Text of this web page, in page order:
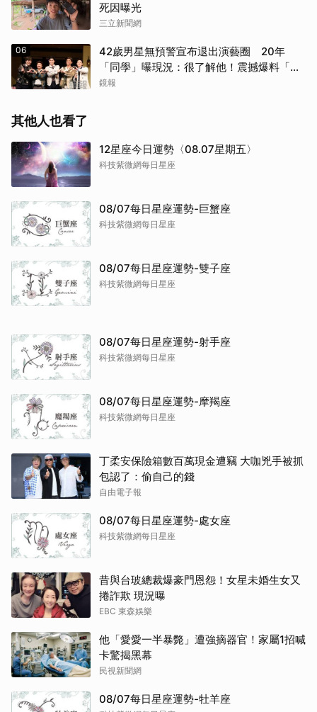
死因曝光
三立新聞網
06
42歲男星無預警宣布退出演藝圈 20年
「同學」曝現況：很了解他！震撼爆料「恐
懼」這件事
鏡報
其他人也看了
12星座今日運勢〈08.07星期五〉
科技紫微網每日星座
08/07每日星座運勢-巨蟹座
科技紫微網每日星座
08/07每日星座運勢-雙子座
科技紫微網每日星座
08/07每日星座運勢-射手座
科技紫微網每日星座
08/07每日星座運勢-摩羯座
科技紫微網每日星座
丁柔安保險箱數百萬現金遭竊 大咖兇手被抓
包認了：偷自己的錢
自由電子報
08/07每日星座運勢-處女座
科技紫微網每日星座
昔與台玻總裁爆豪門恩怨！女星未婚生女又
捲詐欺 現況曝
EBC 東森娛樂
他「愛愛一半暴斃」遭強摘器官！家屬1招喊
卡驚揭黑幕
民視新聞網
08/07每日星座運勢-牡羊座